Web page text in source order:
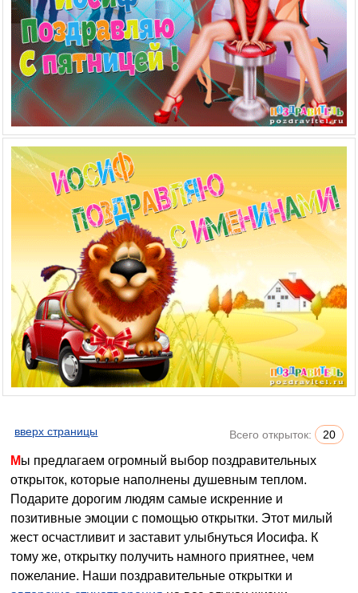
вверх страницы Всего открыток: 20
Мы предлагаем огромный выбор поздравительных
открыток, которые наполнены душевным теплом.
Подарите дорогим людям самые искренние и
позитивные эмоции с помощью открытки. Этот милый
жест осчастливит и заставит улыбнуться Иосифа. К
тому же, открытку получить намного приятнее, чем
пожелание. Наши поздравительные открытки и